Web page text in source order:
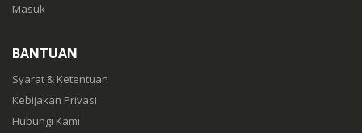
Masuk
BANTUAN
Syarat & Ketentuan
Kebijakan Privasi
Hubungi Kami